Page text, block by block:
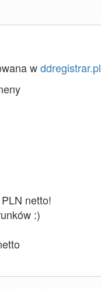
wddregistrar.pl
netto!
:)